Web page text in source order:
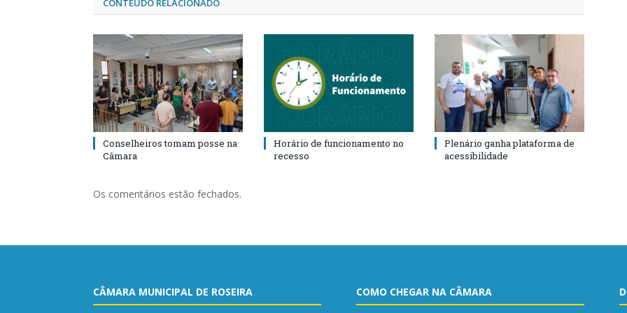
CONTEÚDO RELACIONADO
Conselheiros tomam posse na
Câmara
Horário de funcionamento no
recesso
Plenário ganha plataforma de
acessibilidade
Os comentários estão fechados.
CÂMARA MUNICIPAL DE ROSEIRA COMO CHEGAR NA CÂMARA